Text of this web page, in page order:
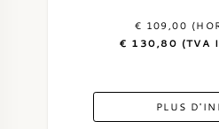
€ 109,00
€ 130,80 (TVA
PLUS